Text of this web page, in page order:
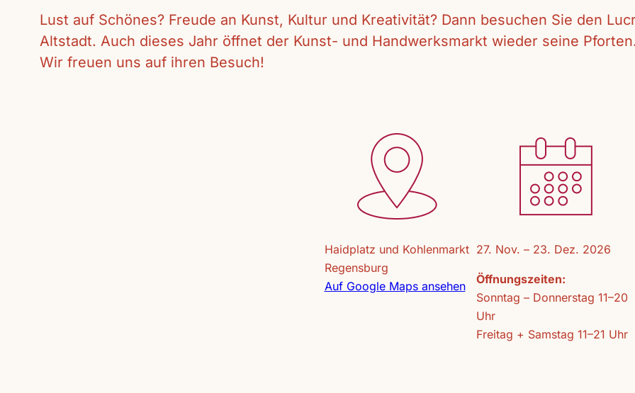
Lust auf Schönes? Freude an Kunst, Kultur und Kreativität? Dann besuchen Sie den
Altstadt. Auch dieses Jahr öffnet der Kunst- und Handwerksmarkt wieder seine
Wir freuen uns auf ihren Besuch!
Haidplatz und Kohlenmarkt
Regensburg
Auf Google Maps ansehen
27. Nov. – 23. Dez. 2026
Öffnungszeiten:
Sonntag – Donnerstag 11–20
Uhr
Freitag + Samstag 11–21 Uhr